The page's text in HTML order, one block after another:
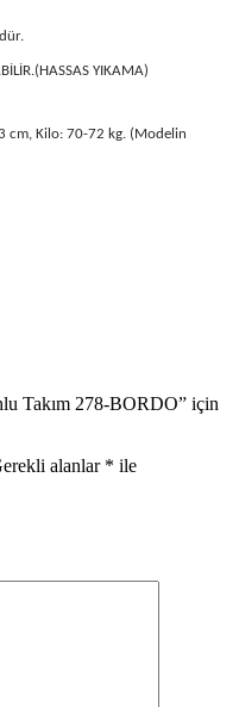
YIKAMA)
cm, Kilo: 70-72 kg. (Modelin
Takım 278-BORDO” için
alanlar * ile